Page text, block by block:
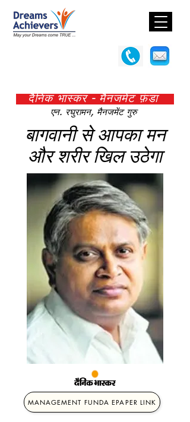
दैनिक भास्कर - मैनजमेंट फ़ंडा
एन. रघुरामन, मैनजमेंट गुरु
बागवानी से आपका मन
और शरीर खिल उठेगा
MANAGEMENT FUNDA EPAPER LINK